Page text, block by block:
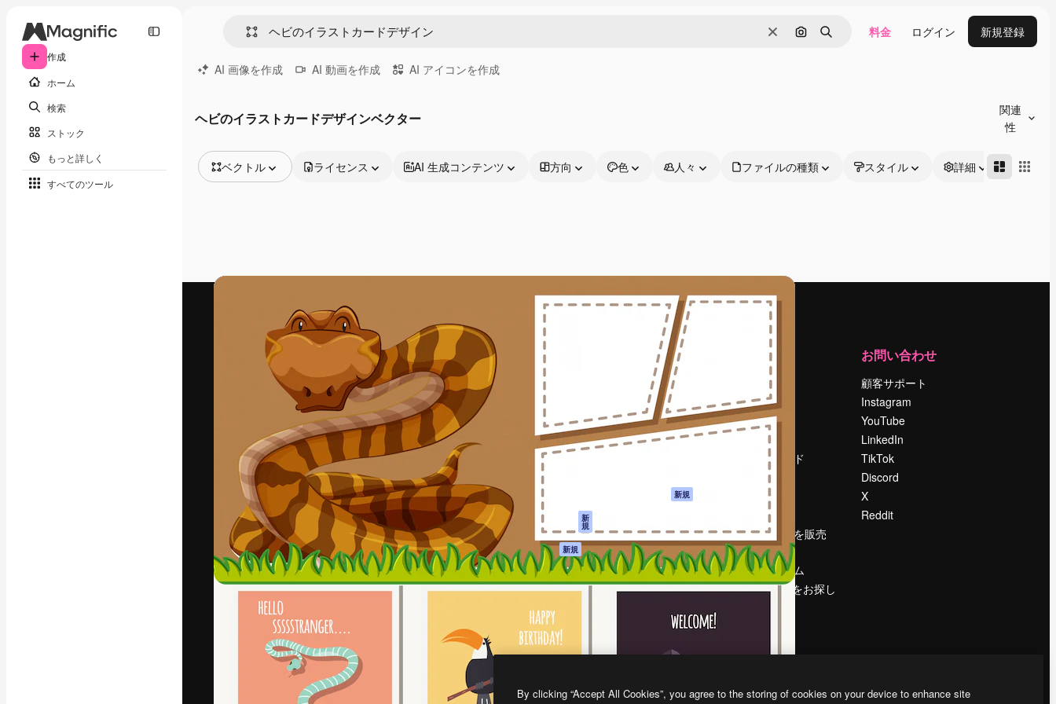
作成
ホーム
検索
ストック
もっと詳しく
すべてのツール
消去 画像で検索
検索 料金 ログイン 新規登録
AI 画像を作成 AI 動画を作成 AI アイコンを作成
ヘビのイラストカードデザインベクター
関連
性
ベクトル
動画
モーショングラフィックス
動画テンプレート
ライセンス AI 生成コンテンツ 方向 色 人々 ファイルの種類 スタイル 詳細
最高のクリエイティブ制作を導くためのプラ
ットフォーム。クリエイター、企業、代理
店、スタジオを含む100万人以上が利用して
います。
日本語
製品
Spaces
AI アシスタント
AI 画像生成ツール
AI 動画生成ツール
AI 音声合成ツール
ストックコンテン
ツ
Claude/ChatGPT
向けMCP
新
規
エージェント 新規
API
モバイルアプリ
すべてのMagnificツ
はじめに
Academy
ドキュメント
サポート
利用規約
新規
トラストセンター
アフィリエイト
法人向け
会社概要
Reviews
採用情報
検索トレンド
ブログ
イベント
Slidesgo
コンテンツを販売
する
プレスルーム
magnific.aiをお探し
お問い合わせ
顧客サポート
Instagram
YouTube
LinkedIn
TikTok
Discord
X
Reddit
Copyright © 2010-2026 Freepik Company S.L.U.
By clicking “Accept All Cookies”, you agree to the storing of cookies on your device to enhance site